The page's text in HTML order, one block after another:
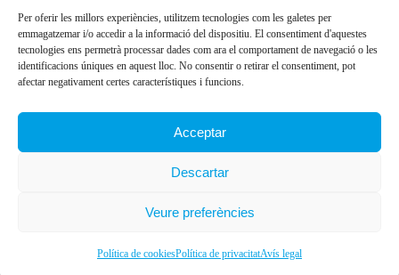
Per oferir les millors experiències, utilitzem tecnologies com les galetes per
emmagatzemar i/o accedir a la informació del dispositiu. El consentiment d'aquestes
tecnologies ens permetrà processar dades com ara el comportament de navegació o les
identificacions úniques en aquest lloc. No consentir o retirar el consentiment, pot
afectar negativament certes característiques i funcions.
Acceptar
Descartar
Veure preferències
Política de cookiesPolítica de privacitatAvís legal
Ebrexperience © 2019. All rights reserved 2023.
Presidència